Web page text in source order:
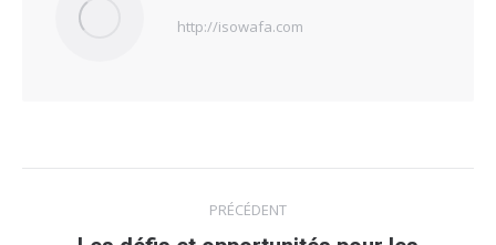
http://isowafa.com
PRÉCÉDENT